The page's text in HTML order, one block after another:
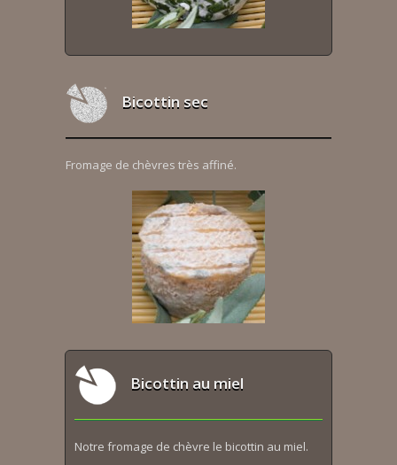
Bicottin sec
Fromage de chèvres très affiné.
Bicottin au miel
Notre fromage de chèvre le bicottin au miel.